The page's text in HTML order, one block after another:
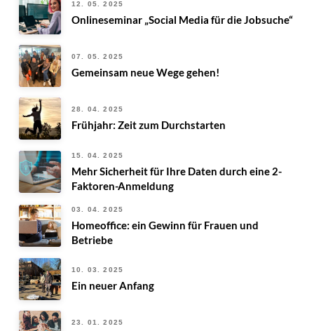
12. 05. 2025
Onlineseminar „Social Media für die Jobsuche“
07. 05. 2025
Gemeinsam neue Wege gehen!
28. 04. 2025
Frühjahr: Zeit zum Durchstarten
15. 04. 2025
Mehr Sicherheit für Ihre Daten durch eine 2-
Faktoren-Anmeldung
03. 04. 2025
Homeoffice: ein Gewinn für Frauen und
Betriebe
10. 03. 2025
Ein neuer Anfang
23. 01. 2025